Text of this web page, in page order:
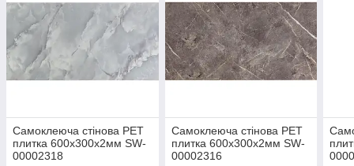
Самоклеюча стінова PET
плитка 600х300х2мм SW-
00002318
Самоклеюча стінова PET
плитка 600х300х2мм SW-
00002316